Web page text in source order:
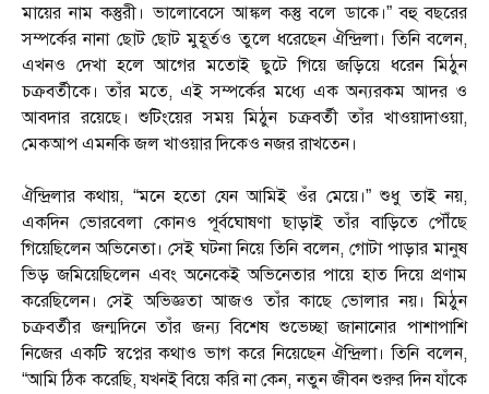
মায়ের নাম কস্তুরী। ভালোবেসে আঙ্কল কস্তু বলে ডাকে।” বহু বছরের
সম্পর্কের নানা ছোট ছোট মুহূর্তও তুলে ধরেছেন ঐন্দ্রিলা। তিনি বলেন,
এখনও দেখা হলে আগের মতোই ছুটে গিয়ে জড়িয়ে ধরেন মিঠুন
চক্রবর্তীকে। তাঁর মতে, এই সম্পর্কের মধ্যে এক অন্যরকম আদর ও
আবদার রয়েছে। শুটিংয়ের সময় মিঠুন চক্রবর্তী তাঁর খাওয়াদাওয়া,
মেকআপ এমনকি জল খাওয়ার দিকেও নজর রাখতেন।
ঐন্দ্রিলার কথায়, “মনে হতো যেন আমিই ওঁর মেয়ে।” শুধু তাই নয়,
একদিন ভোরবেলা কোনও পূর্বঘোষণা ছাড়াই তাঁর বাড়িতে পৌঁছে
গিয়েছিলেন অভিনেতা। সেই ঘটনা নিয়ে তিনি বলেন, গোটা পাড়ার মানুষ
ভিড় জমিয়েছিলেন এবং অনেকেই অভিনেতার পায়ে হাত দিয়ে প্রণাম
করেছিলেন। সেই অভিজ্ঞতা আজও তাঁর কাছে ভোলার নয়। মিঠুন
চক্রবর্তীর জন্মদিনে তাঁর জন্য বিশেষ শুভেচ্ছা জানানোর পাশাপাশি
নিজের একটি স্বপ্নের কথাও ভাগ করে নিয়েছেন ঐন্দ্রিলা। তিনি বলেন,
“আমি ঠিক করেছি, যখনই বিয়ে করি না কেন, নতুন জীবন শুরুর দিন যাঁকে